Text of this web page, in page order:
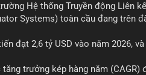
đòn bẩy. Ngược lại, nếu BTC
#chuyenvilanh #aplucban
Hệ thống Truyền động Liên
Systems) toàn cầu đang trên
đạt 2,6 tỷ USD vào năm 2026,
tăng trưởng kép hàng năm (CAGR)